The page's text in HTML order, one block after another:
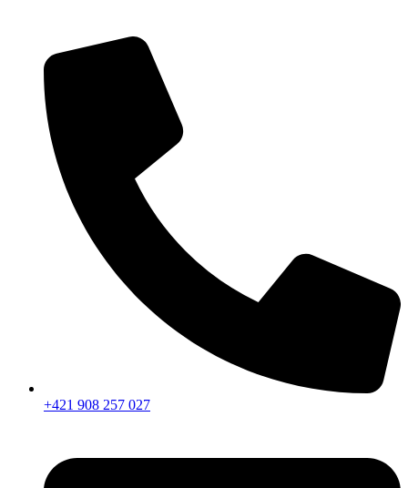
+421 908 257 027